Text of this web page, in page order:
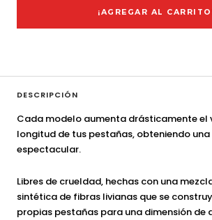
¡AGREGAR AL
DESCRIPCIÓN
Cada modelo aumenta drásticamente el
longitud de tus pestañas, obteniendo
espectacular.
Libres de crueldad, hechas con una
sintética de fibras livianas que se
propias pestañas para una dimensión de